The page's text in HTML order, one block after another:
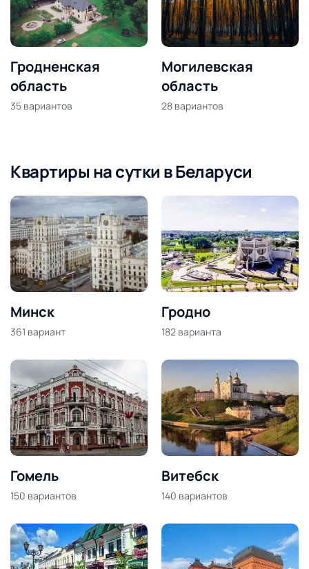
Гродненская
область
35 вариантов
Могилевская
область
28 вариантов
Квартиры на сутки в Беларуси
Минск
361 вариант
Гродно
182 варианта
Гомель
150 вариантов
Витебск
140 вариантов